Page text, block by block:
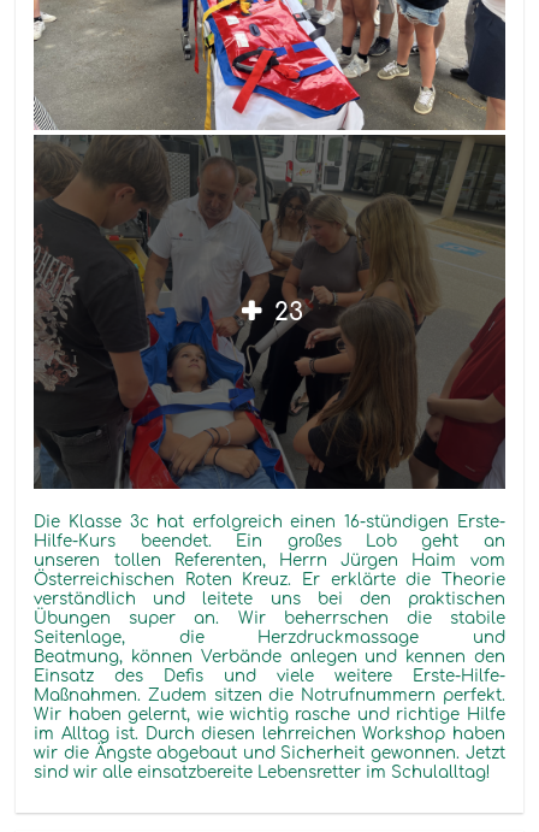
23
Die Klasse 3c hat erfolgreich einen 16-stündigen Erste-
Hilfe-Kurs beendet. Ein großes Lob geht an
unseren
tollen Referenten, Herrn Jürgen Haim
vom
Österreichischen Roten Kreuz. Er erklärte die Theorie
verständlich und leitete uns bei den praktischen
Übungen super an. Wir beherrschen die stabile
Seitenlage,
die Herzdruckmassage
und
Beatmung, können Verbände anlegen und kennen den
Einsatz des Defis
und viele weitere Erste-Hilfe-
Maßnahmen. Zudem sitzen die Notrufnummern perfekt.
Wir haben gelernt, wie wichtig rasche und richtige Hilfe
im Alltag ist. Durch diesen lehrreichen Workshop haben
wir die Ängste abgebaut und Sicherheit gewonnen. Jetzt
sind wir alle einsatzbereite Lebensretter im Schulalltag!